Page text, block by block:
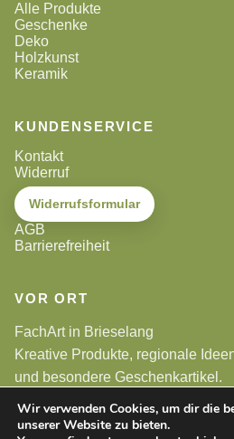
Alle Produkte
Geschenke
Deko
Holzkunst
Keramik
KUNDENSERVICE
Kontakt
Widerruf
Widerrufsformular
AGB
Barrierefreiheit
VOR ORT
FachArt in Brieselang
Kreative Produkte, regionale
und besondere Geschenkartikel.
Alle Preise sind Endpreise. Gemäß
Wir verwenden Cookies, um dir die
unserer Website zu bieten.